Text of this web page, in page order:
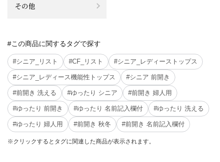
その他
#この商品に関するタグで探す
#シニア_リスト #CF_リスト #シニア_レディーストップス
#シニア_レディース機能性トップス #シニア 前開き
#前開き 洗える #ゆったり シニア #前開き 婦人用
#ゆったり 前開き #ゆったり 名前記入欄付 #ゆったり 洗える
#ゆったり 婦人用 #前開き 秋冬 #前開き 名前記入欄付
※クリックするとタグに関連した商品が表示されます。